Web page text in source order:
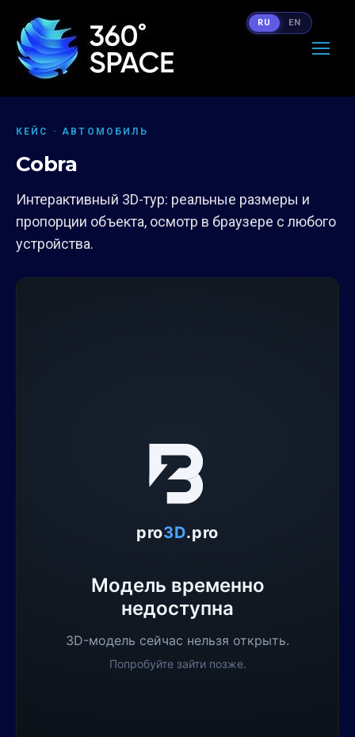
КЕЙС · АВТОМОБИЛЬ
Cobra
Интерактивный 3D-тур: реальные размеры и
пропорции объекта, осмотр в браузере с любого
устройства.
RU EN